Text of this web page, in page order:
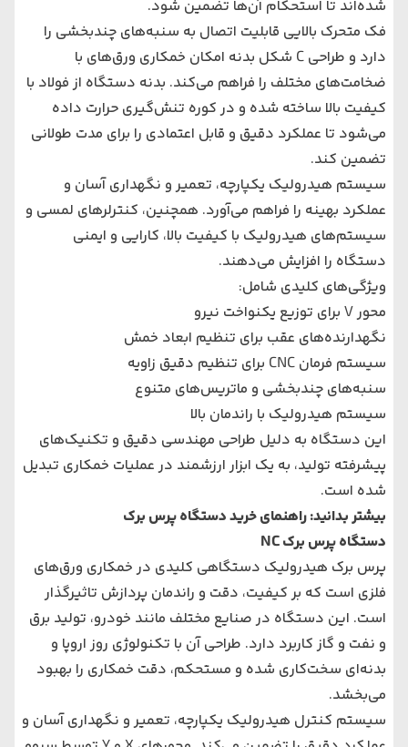
شده‌اند تا استحکام آن‌ها تضمین شود.
فک متحرک بالایی قابلیت اتصال به سنبه‌های چندبخشی را
دارد و طراحی C شکل بدنه امکان خمکاری ورق‌های با
ضخامت‌های مختلف را فراهم می‌کند. بدنه دستگاه از فولاد با
کیفیت بالا ساخته شده و در کوره تنش‌گیری حرارت داده
می‌شود تا عملکرد دقیق و قابل اعتمادی را برای مدت طولانی
تضمین کند.
سیستم هیدرولیک یکپارچه، تعمیر و نگهداری آسان و
عملکرد بهینه را فراهم می‌آورد. همچنین، کنترلرهای لمسی و
سیستم‌های هیدرولیک با کیفیت بالا، کارایی و ایمنی
دستگاه را افزایش می‌دهند.
ویژگی‌های کلیدی شامل:
محور V برای توزیع یکنواخت نیرو
نگهدارنده‌های عقب برای تنظیم ابعاد خمش
سیستم فرمان CNC برای تنظیم دقیق زاویه
سنبه‌های چندبخشی و ماتریس‌های متنوع
سیستم هیدرولیک با راندمان بالا
این دستگاه به دلیل طراحی مهندسی دقیق و تکنیک‌های
پیشرفته تولید، به یک ابزار ارزشمند در عملیات خمکاری تبدیل
شده است.
بیشتر بدانید:راهنمای خرید دستگاه پرس برک
دستگاه پرس برک NC
پرس برک هیدرولیک دستگاهی کلیدی در خمکاری ورق‌های
فلزی است که بر کیفیت، دقت و راندمان پردازش تاثیرگذار
است. این دستگاه در صنایع مختلف مانند خودرو، تولید برق
و نفت و گاز کاربرد دارد. طراحی آن با تکنولوژی روز اروپا و
بدنه‌ای سخت‌کاری شده و مستحکم، دقت خمکاری را بهبود
می‌بخشد.
سیستم کنترل هیدرولیک یکپارچه، تعمیر و نگهداری آسان و